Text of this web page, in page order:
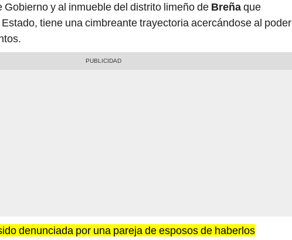
Gobierno y al inmueble del distrito limeño de Breñaque
tiene una cimbreante trayectoria acercándose al poder
denunciada por una pareja de esposos de haberlos